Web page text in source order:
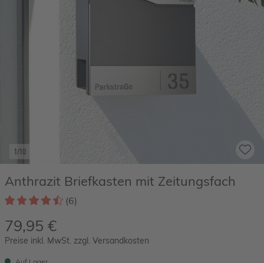
1/10
Anthrazit Briefkasten mit Zeitungsfach
(6)
79,95 €
Preise inkl. MwSt. zzgl. Versandkosten
Auf Lager